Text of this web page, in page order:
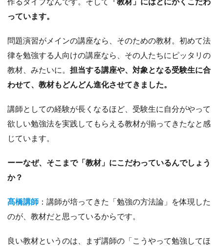
っています。
問題演習がメインの講座なら、そのための教材。初めて法
律を勉強する人向けの講座なら、その人たちにピッタリの
教材、みたいに。 担当する講座や、対象となる受験生に合
わせて、教材もどんどん進化させてきました。
講師としての経験が長くなるほど、受験生に自分がやって
欲しい勉強法を実践してもらえる教材が揃ってきたなと感
じています。
ーーなぜ、そこまで「教材」にこだわっているんでしょう
か？
髙橋講師 ：講師が培ってきた「勉強の方法論」を体現した
のが、教材だと思っているからです。
良い教材というのは、まず講師の「こうやって勉強してほ